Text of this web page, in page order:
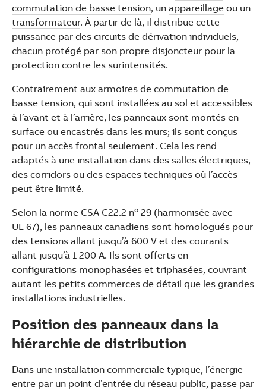
commutation de basse tension, un appareillage ou un
transformateur. À partir de là, il distribue cette
puissance par des circuits de dérivation individuels,
chacun protégé par son propre disjoncteur pour la
protection contre les surintensités.
Contrairement aux armoires de commutation de
basse tension, qui sont installées au sol et accessibles
à l’avant et à l’arrière, les panneaux sont montés en
surface ou encastrés dans les murs; ils sont conçus
pour un accès frontal seulement. Cela les rend
adaptés à une installation dans des salles électriques,
des corridors ou des espaces techniques où l’accès
peut être limité.
Selon la norme CSA C22.2 no 29 (harmonisée avec
UL 67), les panneaux canadiens sont homologués pour
des tensions allant jusqu’à 600 V et des courants
allant jusqu’à 1 200 A. Ils sont offerts en
configurations monophasées et triphasées, couvrant
autant les petits commerces de détail que les grandes
installations industrielles.
Position des panneaux dans la
hiérarchie de distribution
Dans une installation commerciale typique, l’énergie
entre par un point d’entrée du réseau public, passe par